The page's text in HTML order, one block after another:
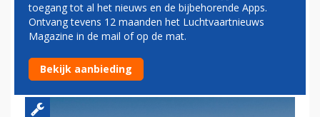
MITSUBISHI WIL CRJ-
PROGRAMMA VAN
BOMBARDIER OVERNEMEN
toegang tot al het nieuws en de bijbehorende Apps.
Ontvang tevens 12 maanden het Luchtvaartnieuws
Magazine in de mail of op de mat.
Bekijk aanbieding